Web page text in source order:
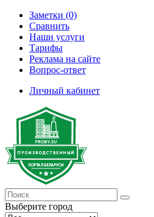
Заметки (0)
Сравнить
Наши услуги
Тарифы
Реклама на сайте
Вопрос-ответ
Личный кабинет
Выберите город